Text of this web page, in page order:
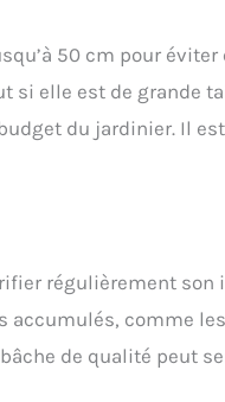
50 cm pour éviter
elle est de grande
du jardinier. Il
régulièrement son
accumulés, comme
de qualité peut